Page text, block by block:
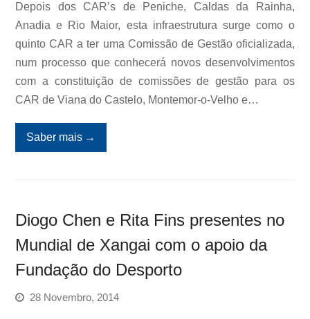
Depois dos CAR’s de Peniche, Caldas da Rainha,
Anadia e Rio Maior, esta infraestrutura surge como o
quinto CAR a ter uma Comissão de Gestão oficializada,
num processo que conhecerá novos desenvolvimentos
com a constituição de comissões de gestão para os
CAR de Viana do Castelo, Montemor-o-Velho e…
Saber mais →
Diogo Chen e Rita Fins presentes no
Mundial de Xangai com o apoio da
Fundação do Desporto
28 Novembro, 2014